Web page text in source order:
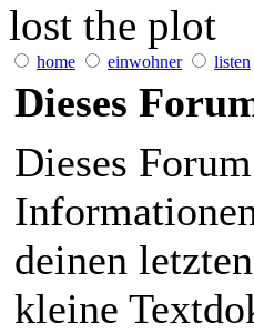
lost the plot
home einwohner listen
Dieses
Dieses
deinen
kleine